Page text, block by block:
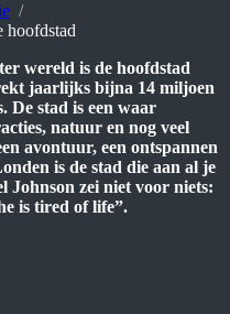
hoofdstad
wereld is de hoofdstad
jaarlijks bijna 14 miljoen
De stad is een waar
natuur en nog veel
avontuur, een ontspannen
is de stad die aan al je
Johnson zei niet voor niets:
is tired of life”.